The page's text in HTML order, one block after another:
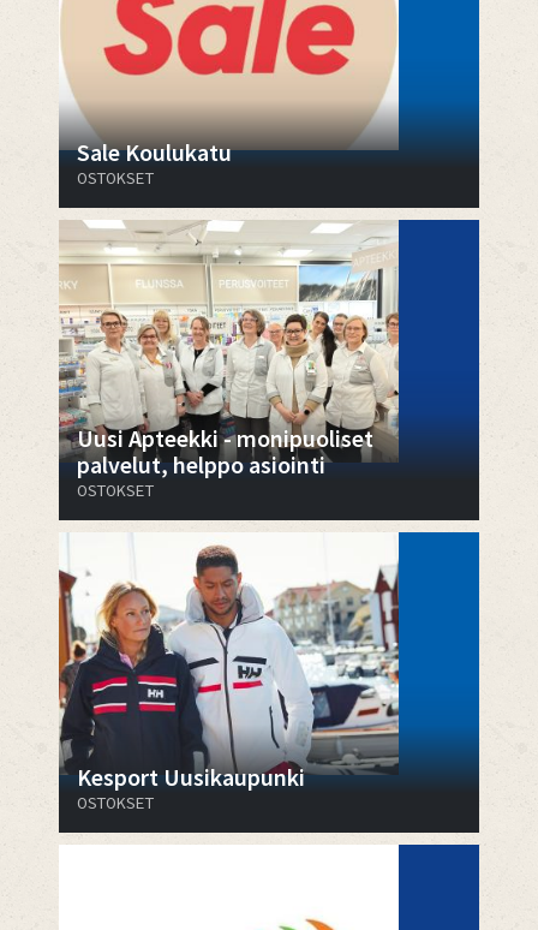
Sale Koulukatu
OSTOKSET
Uusi Apteekki - monipuoliset
palvelut, helppo asiointi
OSTOKSET
Kesport Uusikaupunki
OSTOKSET